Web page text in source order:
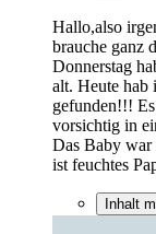
Hallo,also
brauche ganz
Donnerstag
alt. Heute hab
gefunden!!!
vorsichtig in
Das Baby war
ist feuchtes
Inhalt